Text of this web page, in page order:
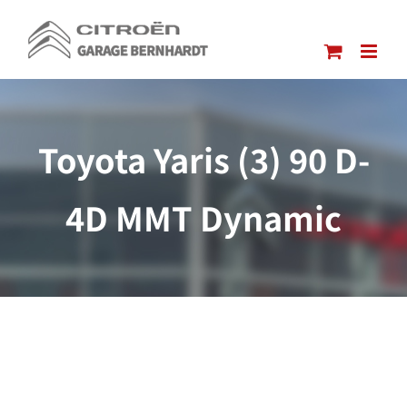
contenu
Toyota Yaris (3) 90 D-
4D MMT Dynamic